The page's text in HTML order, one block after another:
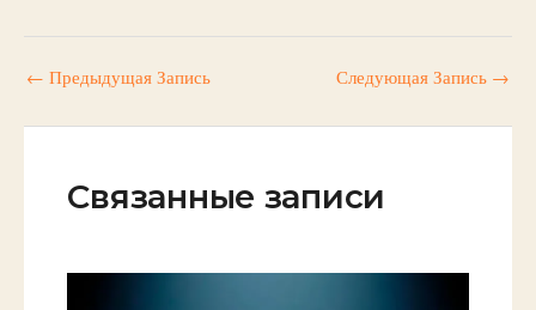
← Предыдущая Запись Следующая Запись →
Связанные записи